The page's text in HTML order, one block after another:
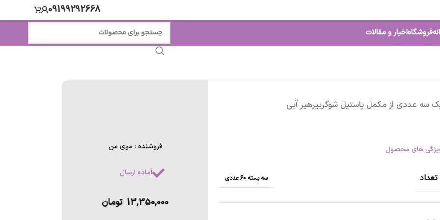
09199292668
فروشگاهاخبار و مقالات
سه عددی از مکمل پاستیل شوگربیرهیر آبی
های محصول
تعداد سه بسته 60 عددی
فروشنده : موی من
آماده ارسال
13,350,000 تومان